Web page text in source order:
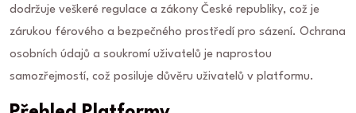
dodržuje veškeré regulace a zákony České republiky, což je
zárukou férového a bezpečného prostředí pro sázení. Ochrana
osobních údajů a soukromí uživatelů je naprostou
samozřejmostí, což posiluje důvěru uživatelů v platformu.